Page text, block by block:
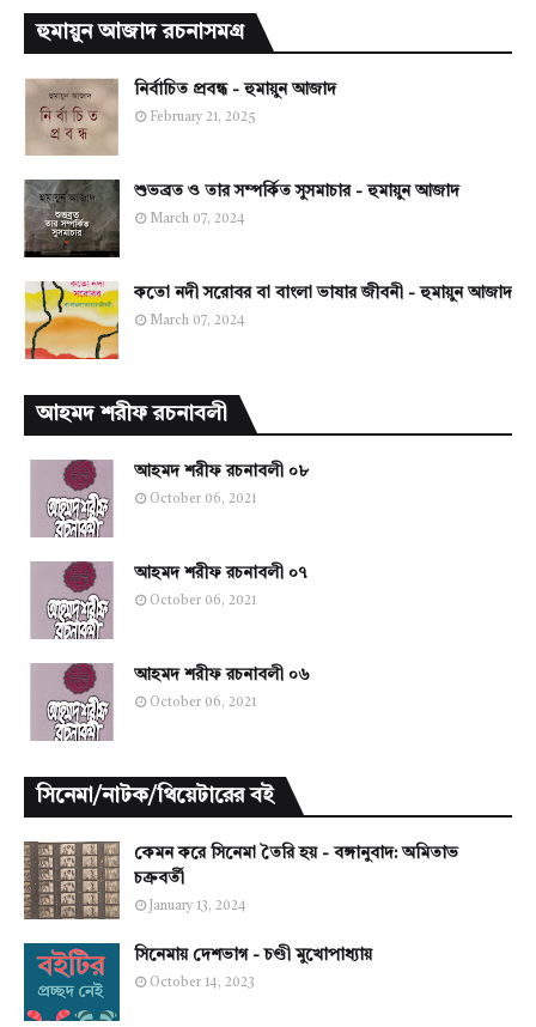
হুমায়ুন আজাদ রচনাসমগ্র
নির্বাচিত প্রবন্ধ - হুমায়ুন আজাদ
February 21, 2025
শুভব্রত ও তার সম্পর্কিত সুসমাচার - হুমায়ুন আজাদ
March 07, 2024
কতো নদী সরোবর বা বাংলা ভাষার জীবনী - হুমায়ুন আজাদ
March 07, 2024
আহমদ শরীফ রচনাবলী
আহমদ শরীফ রচনাবলী ০৮
October 06, 2021
আহমদ শরীফ রচনাবলী ০৭
October 06, 2021
আহমদ শরীফ রচনাবলী ০৬
October 06, 2021
সিনেমা/নাটক/থিয়েটারের বই
কেমন করে সিনেমা তৈরি হয় - বঙ্গানুবাদ: অমিতাভ
চক্রবর্তী
January 13, 2024
সিনেমায় দেশভাগ - চণ্ডী মুখোপাধ্যায়
October 14, 2023